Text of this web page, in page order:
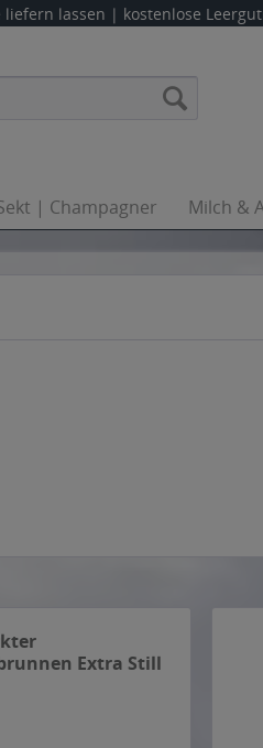
liefern lassen | kostenlose
| Champagner Milch &
Extra Still